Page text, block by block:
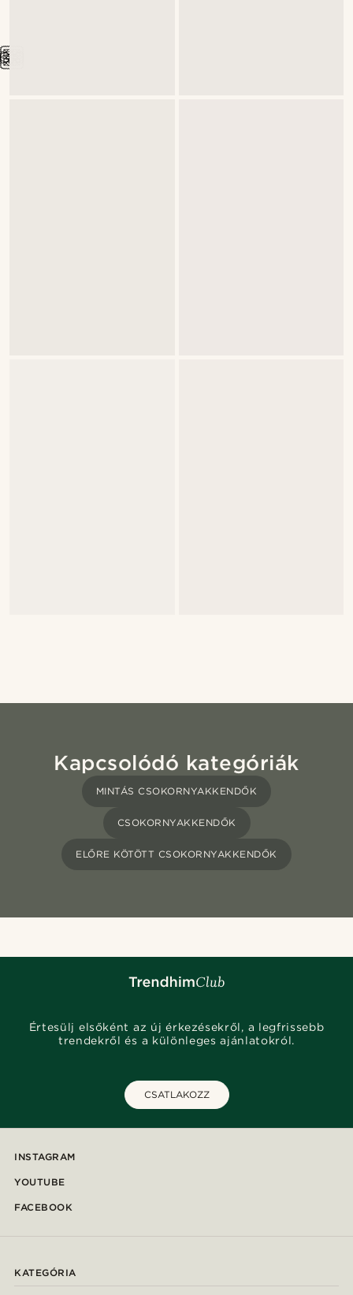
Kapcsolódó kategóriák
MINTÁS CSOKORNYAKKENDŐK
CSOKORNYAKKENDŐK
ELŐRE KÖTÖTT CSOKORNYAKKENDŐK
Értesülj elsőként az új érkezésekről, a legfrissebb
trendekről és a különleges ajánlatokról.
CSATLAKOZZ
INSTAGRAM
YOUTUBE
FACEBOOK
KATEGÓRIA